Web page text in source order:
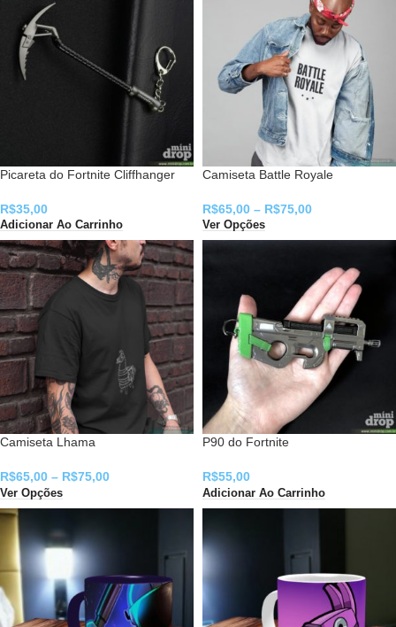
Picareta do Fortnite Cliffhanger
R$35,00
Adicionar Ao Carrinho
Camiseta Battle Royale
R$65,00 – R$75,00
Ver Opções
Camiseta Lhama
R$65,00 – R$75,00
Ver Opções
P90 do Fortnite
R$55,00
Adicionar Ao Carrinho